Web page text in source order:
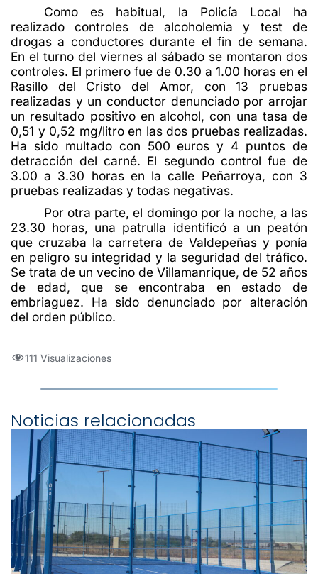
Como es habitual, la Policía Local ha
realizado controles de alcoholemia y test de
drogas a conductores durante el fin de semana.
En el turno del viernes al sábado se montaron dos
controles. El primero fue de 0.30 a 1.00 horas en el
Rasillo del Cristo del Amor, con 13 pruebas
realizadas y un conductor denunciado por arrojar
un resultado positivo en alcohol, con una tasa de
0,51 y 0,52 mg/litro en las dos pruebas realizadas.
Ha sido multado con 500 euros y 4 puntos de
detracción del carné. El segundo control fue de
3.00 a 3.30 horas en la calle Peñarroya, con 3
pruebas realizadas y todas negativas.
Por otra parte, el domingo por la noche, a las
23.30 horas, una patrulla identificó a un peatón
que cruzaba la carretera de Valdepeñas y ponía
en peligro su integridad y la seguridad del tráfico.
Se trata de un vecino de Villamanrique, de 52 años
de edad, que se encontraba en estado de
embriaguez. Ha sido denunciado por alteración
del orden público.
111 Visualizaciones
Noticias relacionadas